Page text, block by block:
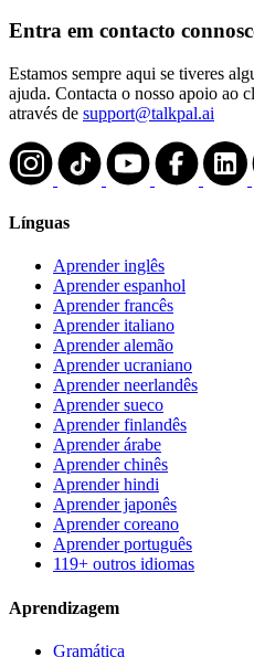
Entra em contacto
Estamos sempre aqui se tiveres
ajuda. Contacta o nosso apoio ao
através de support@talkpal.ai
Línguas
Aprender inglês
Aprender espanhol
Aprender francês
Aprender italiano
Aprender alemão
Aprender ucraniano
Aprender neerlandês
Aprender sueco
Aprender finlandês
Aprender árabe
Aprender chinês
Aprender hindi
Aprender japonês
Aprender coreano
Aprender português
119+ outros idiomas
Aprendizagem
Gramática